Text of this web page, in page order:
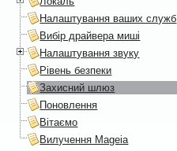
Налаштування ваших служб
Вибір драйвера миші
Налаштування звуку
Рівень безпеки
Захисний шлюз
Поновлення
Вітаємо
Вилучення Mageia